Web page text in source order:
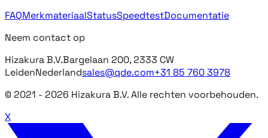
FAQMerkmateriaalStatusSpeedtestDocumentatie
Neem contact op
Hizakura B.V.Bargelaan 200, 2333 CW
LeidenNederlandsales@qde.com+31 85 760 3978
© 2021 - 2026 Hizakura B.V. Alle rechten voorbehouden.
X